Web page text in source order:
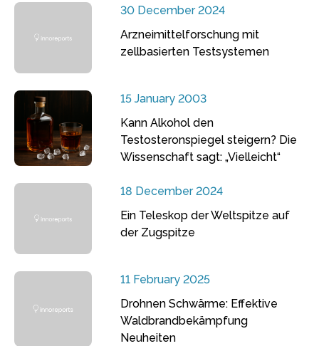
30 December 2024
Arzneimittelforschung mit
zellbasierten Testsystemen
15 January 2003
Kann Alkohol den
Testosteronspiegel steigern? Die
Wissenschaft sagt: „Vielleicht“
18 December 2024
Ein Teleskop der Weltspitze auf
der Zugspitze
11 February 2025
Drohnen Schwärme: Effektive
Waldbrandbekämpfung
Neuheiten